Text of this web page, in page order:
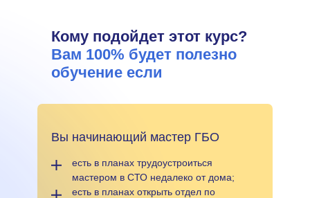
Кому подойдет этот курс?
Вам 100% будет полезно
обучение если
Вы начинающий мастер ГБО
есть в планах трудоустроиться
мастером в СТО недалеко от дома;
есть в планах открыть отдел по